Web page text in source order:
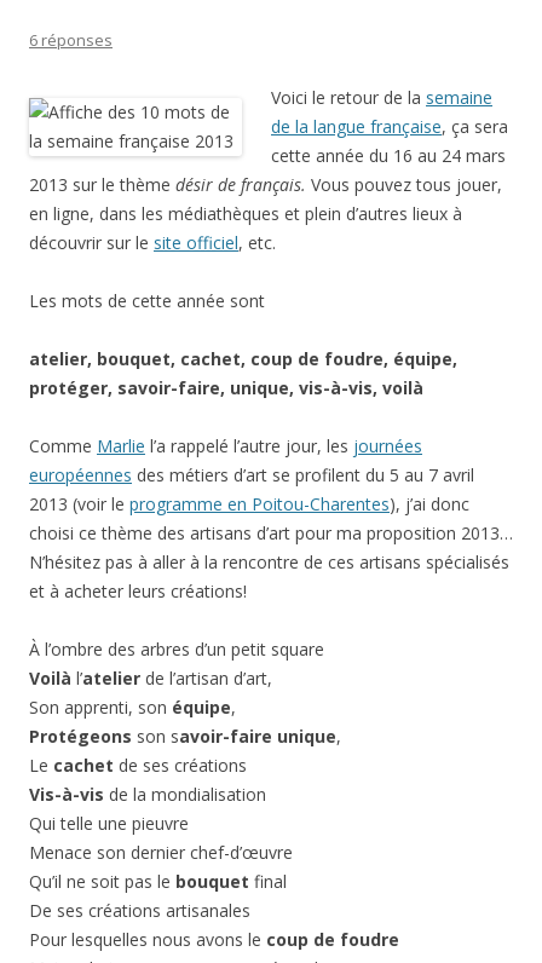
6 réponses
Voici le retour de la semaine
de la langue française, ça sera
cette année du 16 au 24 mars
2013 sur le thème désir de français. Vous pouvez tous jouer,
en ligne, dans les médiathèques et plein d’autres lieux à
découvrir sur le site officiel, etc.
Les mots de cette année sont
atelier, bouquet, cachet, coup de foudre, équipe,
protéger, savoir-faire, unique, vis-à-vis, voilà
Comme Marlie l’a rappelé l’autre jour, les journées
européennes des métiers d’art se profilent du 5 au 7 avril
2013 (voir le programme en Poitou-Charentes), j’ai donc
choisi ce thème des artisans d’art pour ma proposition 2013…
N’hésitez pas à aller à la rencontre de ces artisans spécialisés
et à acheter leurs créations!
À l’ombre des arbres d’un petit square
Voilà l’atelier de l’artisan d’art,
Son apprenti, son équipe,
Protégeons son savoir-faire unique,
Le cachet de ses créations
Vis-à-vis de la mondialisation
Qui telle une pieuvre
Menace son dernier chef-d’œuvre
Qu’il ne soit pas le bouquet final
De ses créations artisanales
Pour lesquelles nous avons le coup de foudre